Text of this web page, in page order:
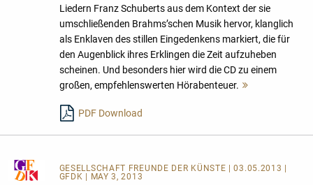
Liedern Franz Schuberts aus dem Kontext der sie
umschließenden Brahms’schen Musik hervor, klanglich
als Enklaven des stillen Eingedenkens markiert, die für
den Augenblick ihres Erklingen die Zeit aufzuheben
scheinen. Und besonders hier wird die CD zu einem
großen, empfehlenswerten Hörabenteuer.
PDF Download
GESELLSCHAFT FREUNDE DER KÜNSTE
| 03.05.2013 |
GFDK | MAY 3, 2013